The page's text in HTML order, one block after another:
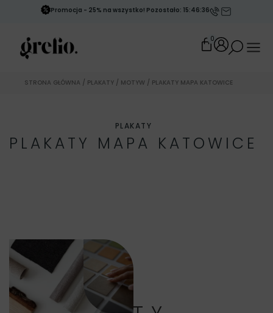
Promocja - 25% na wszystko! Pozostało: 15:46:36
0
STRONA GŁÓWNA / PLAKATY / MOTYW / PLAKATY MAPA KATOWICE
PLAKATY
PLAKATY MAPA KATOWICE